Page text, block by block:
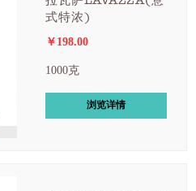
式特浓)
￥198.00
1000克
浏览详情